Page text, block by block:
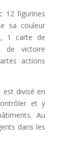
12 figurines
sa couleur
1 carte de
de victoire
actions
est divisé en
et y
Au
dans les